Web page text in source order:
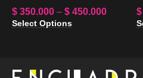
$ 350.000 – $ 450.000
Select Options
$